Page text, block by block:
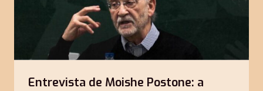
Entrevista de Moishe Postone: a